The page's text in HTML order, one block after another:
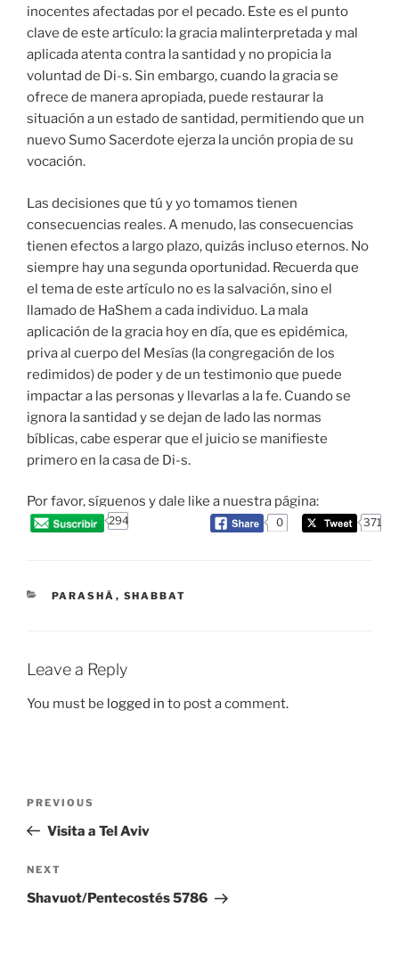
inocentes afectadas por el pecado. Este es el punto
clave de este artículo: la gracia malinterpretada y mal
aplicada atenta contra la santidad y no propicia la
voluntad de Di-s. Sin embargo, cuando la gracia se
ofrece de manera apropiada, puede restaurar la
situación a un estado de santidad, permitiendo que un
nuevo Sumo Sacerdote ejerza la unción propia de su
vocación.
Las decisiones que tú y yo tomamos tienen
consecuencias reales. A menudo, las consecuencias
tienen efectos a largo plazo, quizás incluso eternos. No
siempre hay una segunda oportunidad. Recuerda que
el tema de este artículo no es la salvación, sino el
llamado de HaShem a cada individuo. La mala
aplicación de la gracia hoy en día, que es epidémica,
priva al cuerpo del Mesías (la congregación de los
redimidos) de poder y de un testimonio que puede
impactar a las personas y llevarlas a la fe. Cuando se
ignora la santidad y se dejan de lado las normas
bíblicas, cabe esperar que el juicio se manifieste
primero en la casa de Di-s.
Por favor, síguenos y dale like a nuestra página:
294 0 371
CATEGORIES
PARASHÁ , SHABBAT
Leave a Reply
You must be logged in to post a comment.
Previous
Post
PREVIOUS
Visita a Tel Aviv
Next
Post
NEXT
Shavuot/Pentecostés 5786